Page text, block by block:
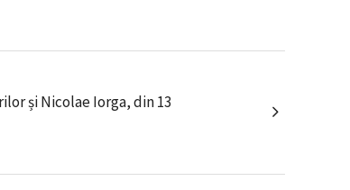
și Nicolae Iorga, din 13